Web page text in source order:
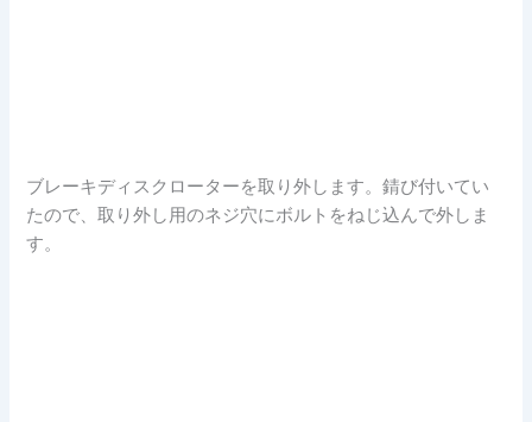
ブレーキディスクローターを取り外します。錆び付いてい
たので、取り外し用のネジ穴にボルトをねじ込んで外しま
す。